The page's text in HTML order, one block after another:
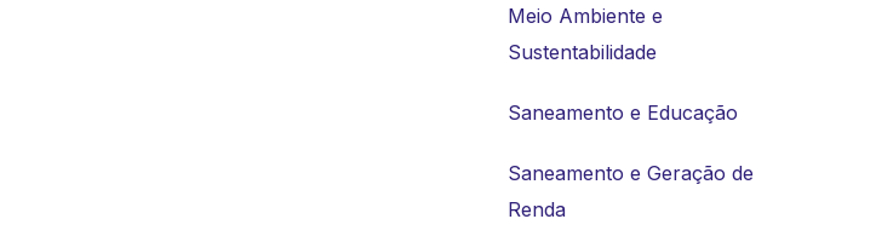
Meio Ambiente e
Sustentabilidade
Saneamento e Educação
Saneamento e Geração de
Renda